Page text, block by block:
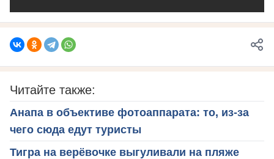
Читайте также:
Анапа в объективе фотоаппарата: то, из-за
чего сюда едут туристы
Тигра на верёвочке выгуливали на пляже